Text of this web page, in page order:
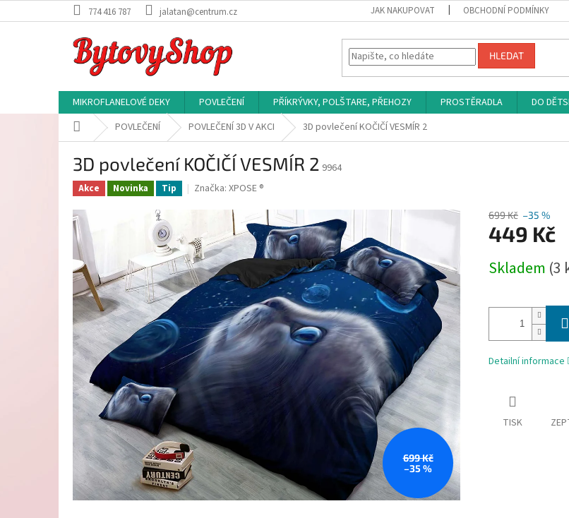
na
774 416 787 jalatan@centrum.cz JAK NAKUPOVAT OBCHODNÍ PODMÍNKY
HLEDAT
MIKROFLANELOVÉ DEKY POVLEČENÍ PŘÍKRÝVKY, POLŠTARE, PŘEHOZY PROSTĚRADLA DO
Domů POVLEČENÍ POVLEČENÍ 3D V AKCI 3D povlečení KOČIČÍ VESMÍR 2
3D povlečení KOČIČÍ VESMÍR 2 9964
Akce Novinka Tip Značka: XPOSE ®
699 Kč
–35 %
699 Kč –35 %
449 Kč
cena:
Skladem (3
Detailní informace
TISK